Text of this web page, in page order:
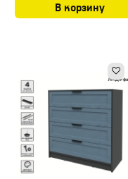
В корзину